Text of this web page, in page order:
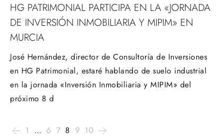
HG PATRIMONIAL PARTICIPA EN LA «JORNADA
DE INVERSIÓN INMOBILIARIA Y MIPIM» EN
MURCIA
José Hernández, director de Consultoría de Inversiones
en HG Patrimonial, estaré hablando de suelo industrial
en la jornada «Inversión Inmobiliaria y MIPIM» del
próximo 8 d
1 … 6 7 8 9 10